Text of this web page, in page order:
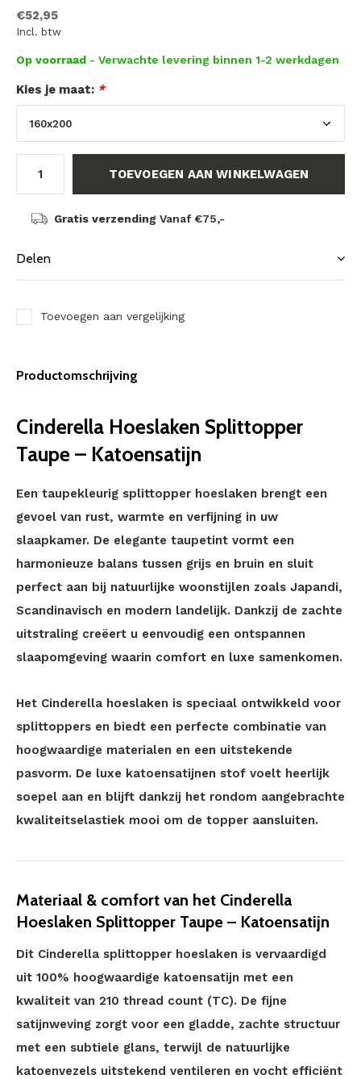
€52,95
Incl. btw
Op voorraad - Verwachte levering binnen 1-2 werkdagen
Kies je maat: *
TOEVOEGEN AAN WINKELWAGEN
Gratis verzending Vanaf €75,-
Delen
Toevoegen aan vergelijking
Productomschrijving
Cinderella Hoeslaken Splittopper
Taupe – Katoensatijn
Een taupekleurig splittopper hoeslaken brengt een
gevoel van rust, warmte en verfijning in uw
slaapkamer. De elegante taupetint vormt een
harmonieuze balans tussen grijs en bruin en sluit
perfect aan bij natuurlijke woonstijlen zoals Japandi,
Scandinavisch en modern landelijk. Dankzij de zachte
uitstraling creëert u eenvoudig een ontspannen
slaapomgeving waarin comfort en luxe samenkomen.
Het Cinderella hoeslaken is speciaal ontwikkeld voor
splittoppers en biedt een perfecte combinatie van
hoogwaardige materialen en een uitstekende
pasvorm. De luxe katoensatijnen stof voelt heerlijk
soepel aan en blijft dankzij het rondom aangebrachte
kwaliteitselastiek mooi om de topper aansluiten.
Materiaal & comfort van het Cinderella
Hoeslaken Splittopper Taupe – Katoensatijn
Dit Cinderella splittopper hoeslaken is vervaardigd
uit 100% hoogwaardige katoensatijn met een
kwaliteit van 210 thread count (TC). De fijne
satijnweving zorgt voor een gladde, zachte structuur
met een subtiele glans, terwijl de natuurlijke
katoenvezels uitstekend ventileren en vocht efficiënt